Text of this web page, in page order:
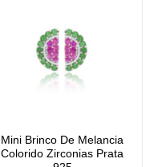
Mini Brinco De Melancia
Colorido Zirconias Prata